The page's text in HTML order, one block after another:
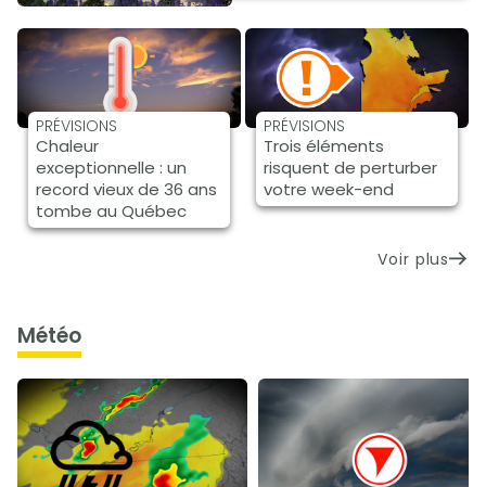
PRÉVISIONS
Chaleur
exceptionnelle : un
record vieux de 36 ans
tombe au Québec
PRÉVISIONS
Trois éléments
risquent de perturber
votre week-end
Voir plus
météo